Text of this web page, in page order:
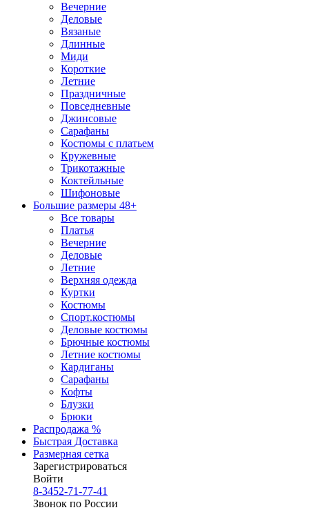
Вечерние
Деловые
Вязаные
Длинные
Миди
Короткие
Летние
Праздничные
Повседневные
Джинсовые
Сарафаны
Костюмы с платьем
Кружевные
Трикотажные
Коктейльные
Шифоновые
Большие размеры 48+
Все товары
Платья
Вечерние
Деловые
Летние
Верхняя одежда
Куртки
Костюмы
Спорт.костюмы
Деловые костюмы
Брючные костюмы
Летние костюмы
Кардиганы
Сарафаны
Кофты
Блузки
Брюки
Распродажа %
Быстрая Доставка
Размерная сетка
Зарегистрироваться
Войти
8-3452-71-77-41
Звонок по России